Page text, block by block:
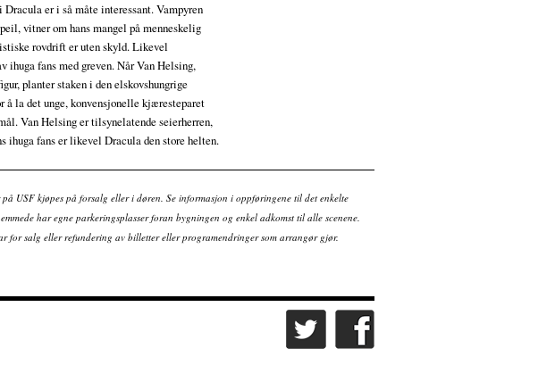
Dracula er i så måte interessant. Vampyren
vitner om hans mangel på menneskelig
rovdrift er uten skyld. Likevel
ihuga fans med greven. Når Van Helsing,
planter staken i den elskovshungrige
å la det unge, konvensjonelle kjæresteparet
Van Helsing er tilsynelatende seierherren,
ihuga fans er likevel Dracula den store helten.
USF kjøpes på forsalg eller i døren. Se informasjon i oppføringene til det enkelte
har egne parkeringsplasser foran bygningen og enkel adkomst til alle scenene.
for salg eller refundering av billetter eller programendringer som arrangør gjør.